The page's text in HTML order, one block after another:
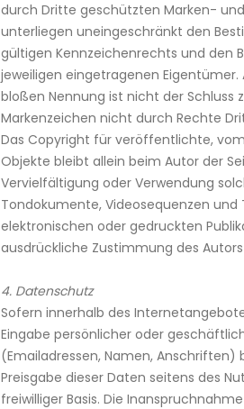
durch Dritte geschützten Marken-
unterliegen uneingeschränkt den
gültigen Kennzeichenrechts und den
jeweiligen eingetragenen Eigentümer.
bloßen Nennung ist nicht der Schluss
Markenzeichen nicht durch Rechte
Das Copyright für veröffentlichte,
Objekte bleibt allein beim Autor der
Vervielfältigung oder Verwendung
Tondokumente, Videosequenzen und
elektronischen oder gedruckten
ausdrückliche Zustimmung des
4. Datenschutz
Sofern innerhalb des
Eingabe persönlicher oder
(Emailadressen, Namen,
Preisgabe dieser Daten seitens des
freiwilliger Basis. Die